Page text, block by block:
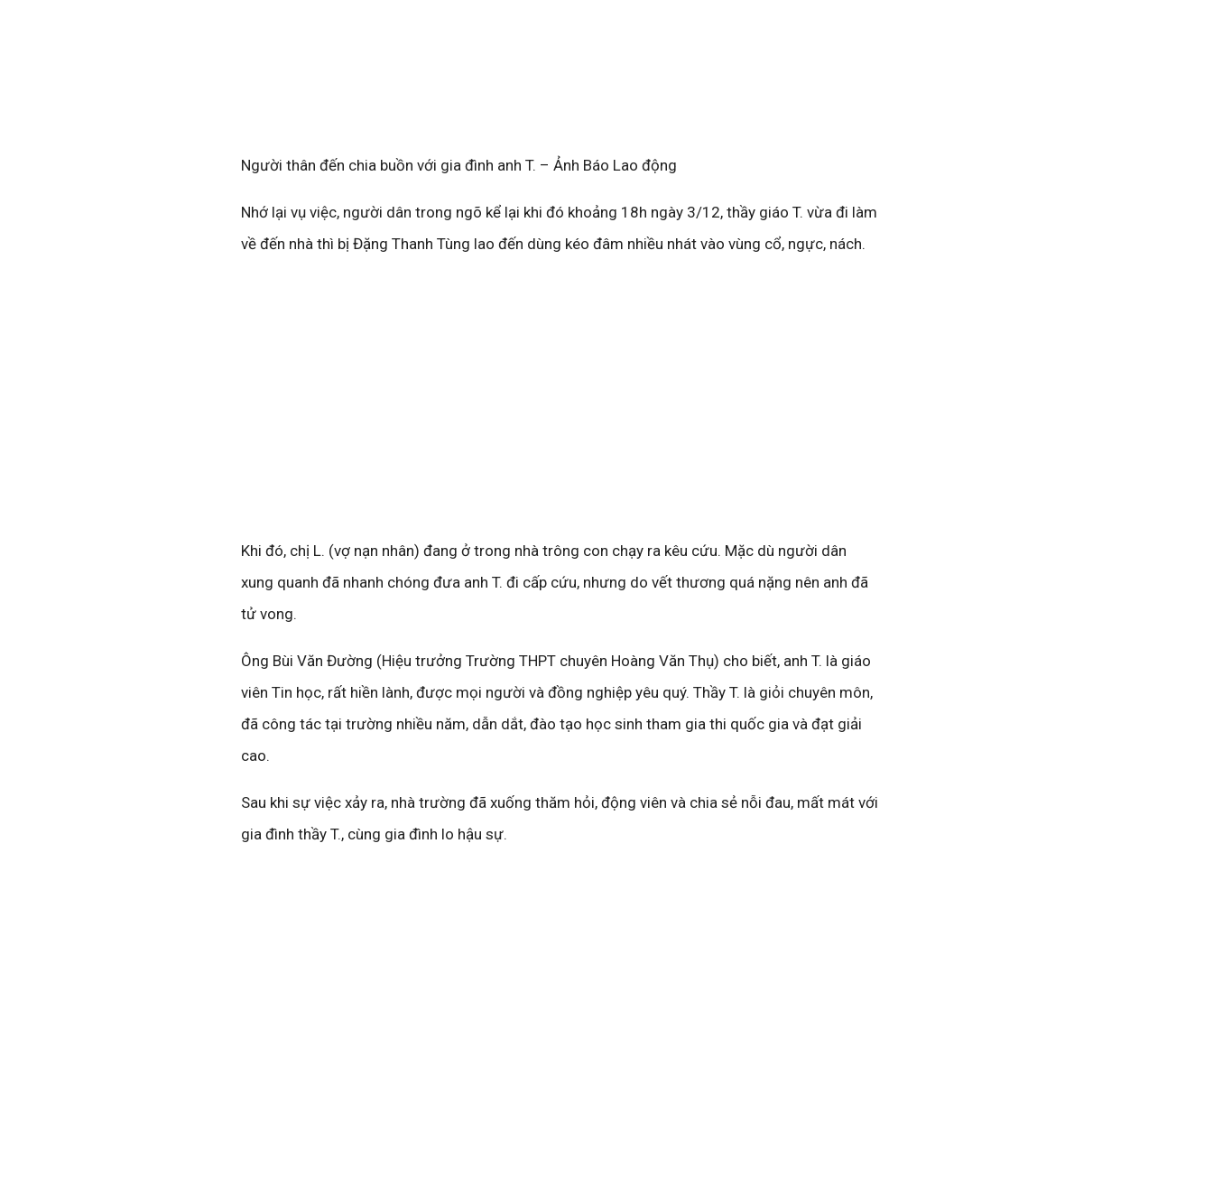
Người thân đến chia buồn với gia đình anh T. – Ảnh Báo Lao động
Nhớ lại vụ việc, người dân trong ngõ kể lại khi đó khoảng 18h ngày 3/12, thầy giáo T. vừa đi làm
về đến nhà thì bị Đặng Thanh Tùng lao đến dùng kéo đâm nhiều nhát vào vùng cổ, ngực, nách.
Khi đó, chị L. (vợ nạn nhân) đang ở trong nhà trông con chạy ra kêu cứu. Mặc dù người dân
xung quanh đã nhanh chóng đưa anh T. đi cấp cứu, nhưng do vết thương quá nặng nên anh đã
tử vong.
Ông Bùi Văn Đường (Hiệu trưởng Trường THPT chuyên Hoàng Văn Thụ) cho biết, anh T. là giáo
viên Tin học, rất hiền lành, được mọi người và đồng nghiệp yêu quý. Thầy T. là giỏi chuyên môn,
đã công tác tại trường nhiều năm, dẫn dắt, đào tạo học sinh tham gia thi quốc gia và đạt giải
cao.
Sau khi sự việc xảy ra, nhà trường đã xuống thăm hỏi, động viên và chia sẻ nỗi đau, mất mát với
gia đình thầy T., cùng gia đình lo hậu sự.